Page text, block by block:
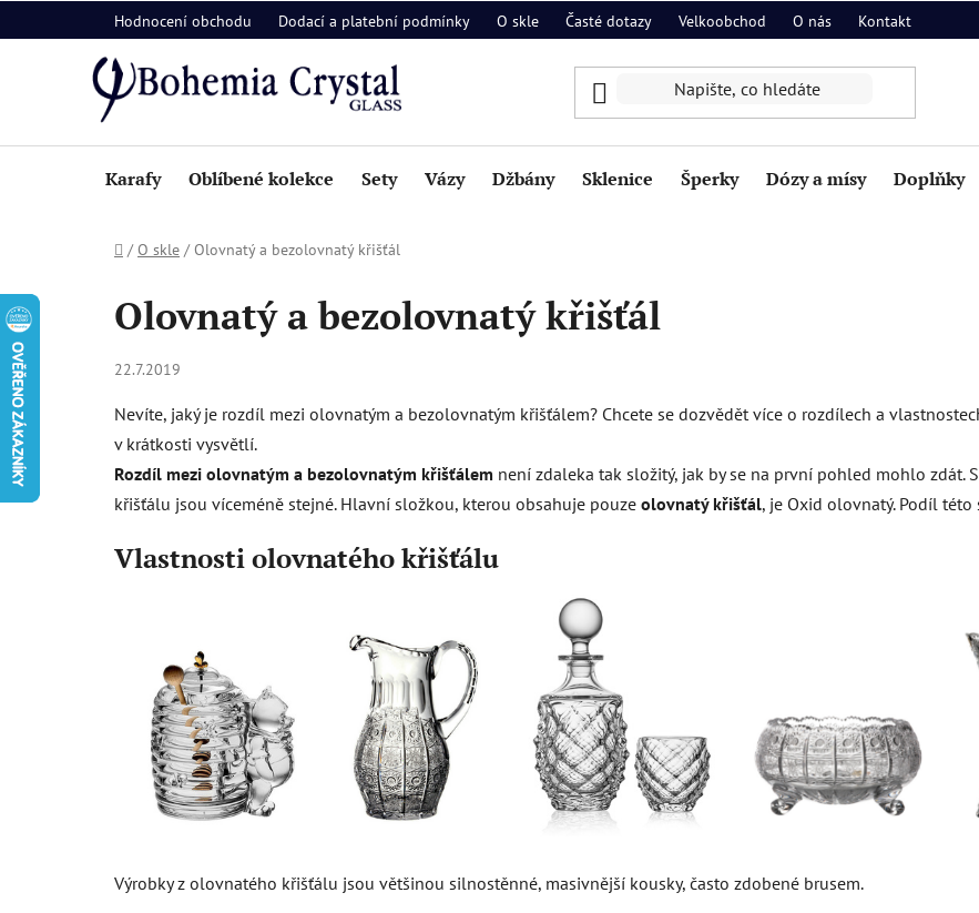
na
Hodnocení obchodu Dodací a platební podmínky O skle Časté dotazy Velkoobchod O nás Kontakt
Karafy Oblíbené kolekce Sety Vázy Džbány Sklenice Šperky Dózy a mísy Doplňky
Domů
/ O skle / Olovnatý a bezolovnatý křišťál
Olovnatý a bezolovnatý křišťál
22.7.2019
Nevíte, jaký je rozdíl mezi olovnatým a bezolovnatým křišťálem? Chcete se dozvědět více o rozdílech a
v krátkosti vysvětlí.
Rozdíl mezi olovnatým a bezolovnatým křišťálem není zdaleka tak složitý, jak by se na první pohled mohlo
křišťálu jsou víceméně stejné. Hlavní složkou, kterou obsahuje pouze olovnatý křišťál, je Oxid olovnatý. Podíl
Vlastnosti olovnatého křišťálu
Výrobky z olovnatého křišťálu jsou většinou silnostěnné, masivnější kousky, často zdobené brusem.